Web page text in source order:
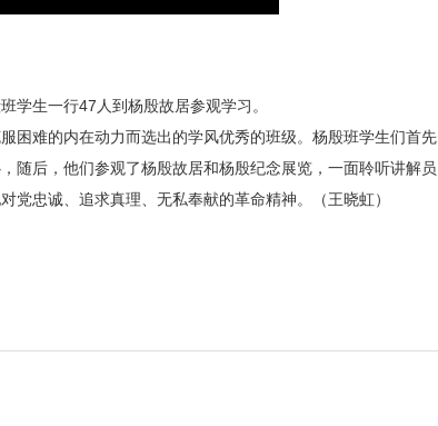
学生一行47人到杨殷故居参观学习。
困难的内在动力而选出的学风优秀的班级。杨殷班学生们首先
随后，他们参观了杨殷故居和杨殷纪念展览，一面聆听讲解员
忠诚、追求真理、无私奉献的革命精神。（王晓虹）